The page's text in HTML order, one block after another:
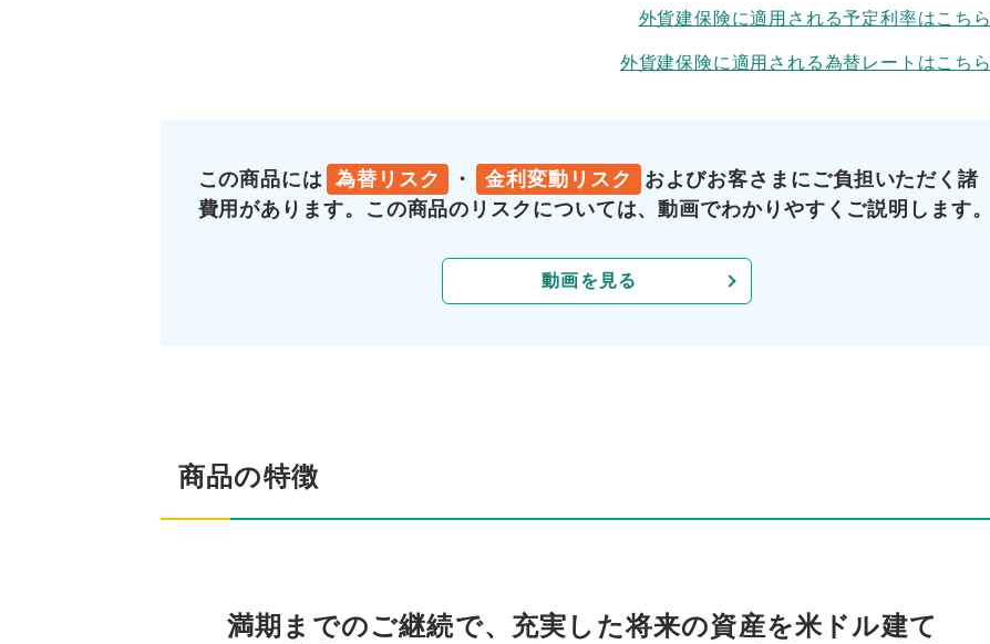
外貨建保険に適用される予定利率はこちら
外貨建保険に適用される為替レートはこちら
この商品には 為替リスク ・ 金利変動リスク
およびお客さまにご負担いただく諸
費用があります。この商品のリスクについては、動画でわかりやすくご説明します。
動画を見る
商品の特徴
満期までのご継続で、充実した将来の資産を米ドル建て